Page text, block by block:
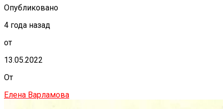
Опубликовано
4 года назад
от
13.05.2022
От
Елена Варламова